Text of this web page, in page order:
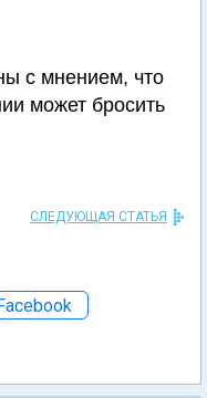
с мнением, что
может бросить
СЛЕДУЮЩАЯ СТАТЬЯ